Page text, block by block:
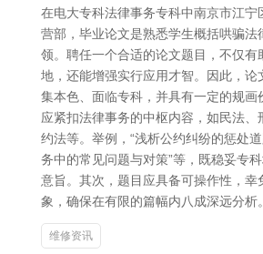
在电大专科法律事务专科中南京市江宁
营部，毕业论文是熟悉学生概括哄骗法
领。聘任一个合适的论文题目，不仅有
地，还能增强实行应用才智。因此，论
集本色、面临专科，并具有一定的规画
应紧扣法律事务的中枢内容，如民法、
约法等。举例，“浅析公约纠纷的惩处
务中的常见问题与对策”等，既稳妥专
意旨。其次，题目应具备可操作性，幸
象，确保在有限的篇幅内八成深远分析
维修资讯